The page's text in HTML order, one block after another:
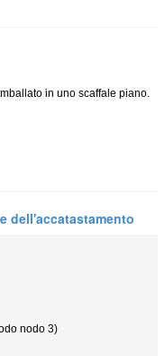
in uno scaffale piano.
dell'accatastamento
nodo 3)